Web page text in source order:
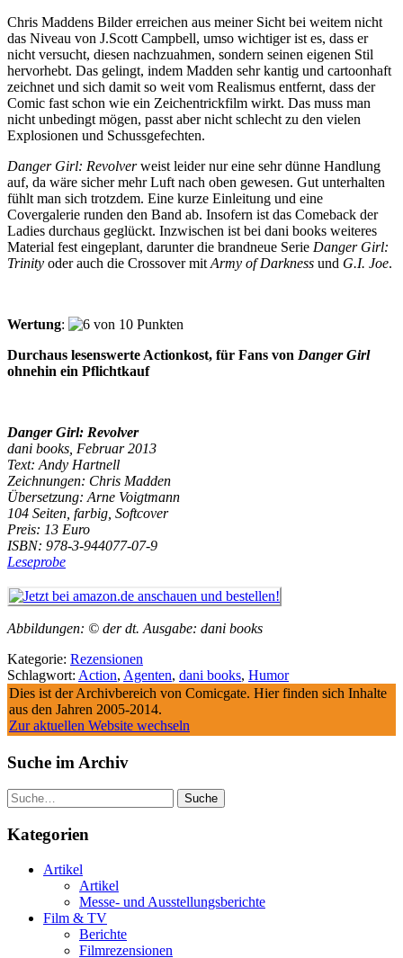
Chris Maddens Bilder erreichen aus meiner Sicht bei weitem nicht
das Niveau von J.Scott Campbell, umso wichtiger ist es, dass er
nicht versucht, diesen nachzuahmen, sondern seinen eigenen Stil
hervorhebt. Das gelingt, indem Madden sehr kantig und cartoonhaft
zeichnet und sich damit so weit vom Realismus entfernt, dass der
Comic fast schon wie ein Zeichentrickfilm wirkt. Das muss man
nicht unbedingt mögen, passt aber nicht schlecht zu den vielen
Explosionen und Schussgefechten.
Danger Girl: Revolverweist leider nur eine sehr dünne Handlung
auf, da wäre sicher mehr Luft nach oben gewesen. Gut unterhalten
fühlt man sich trotzdem. Eine kurze Einleitung und eine
Covergalerie runden den Band ab. Insofern ist das Comeback der
Ladies durchaus geglückt. Inzwischen ist bei dani books weiteres
Material fest eingeplant, darunter die brandneue Serie Danger Girl:
Trinity oder auch die Crossover mit Army of Darkness und G.I. Joe.
Wertung:
Durchaus lesenswerte Actionkost, für Fans von Danger Girl
ohnehin ein Pflichtkauf
Danger Girl: Revolver
dani books, Februar 2013
Text: Andy Hartnell
Zeichnungen: Chris Madden
Übersetzung: Arne Voigtmann
104 Seiten, farbig, Softcover
Preis: 13 Euro
ISBN: 978-3-944077-07-9
Leseprobe
Abbildungen: © der dt. Ausgabe: dani books
Kategorie: Rezensionen
Schlagwort: Action, Agenten, dani books, Humor
Dies ist der Archivbereich von Comicgate. Hier finden sich Inhalte
aus den Jahren 2005-2014.
Zur aktuellen Website wechseln
Suche im Archiv
Suche
Kategorien
Artikel
Artikel
Messe- und Ausstellungsberichte
Film & TV
Berichte
Filmrezensionen